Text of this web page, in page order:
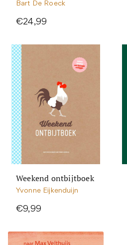
Bart De Roeck
€24,99
Weekend ontbijtboek
Yvonne Eijkenduijn
€9,99